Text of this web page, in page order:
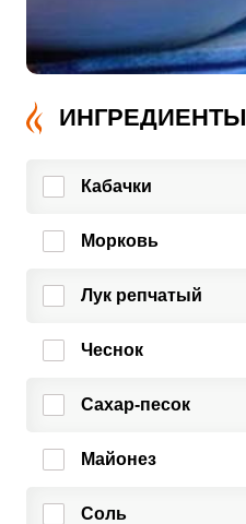
ИНГРЕДИЕНТЫ
Кабачки
Морковь
Лук репчатый
Чеснок
Сахар-песок
Майонез
Соль